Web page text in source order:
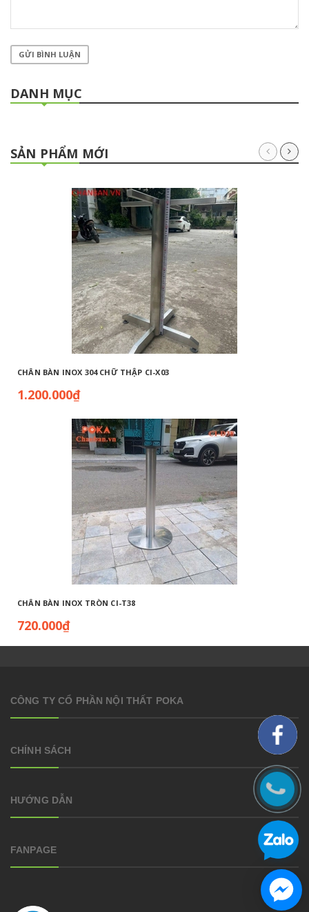
GỬI BÌNH LUẬN
DANH MỤC
SẢN PHẨM MỚI
CHÂN BÀN INOX 304 CHỮ THẬP CI-X03
1.200.000₫
CHÂN BÀN INOX TRÒN CI-T38
720.000₫
CÔNG TY CỔ PHẦN NỘI THẤT POKA
CHÍNH SÁCH
HƯỚNG DẪN
FANPAGE